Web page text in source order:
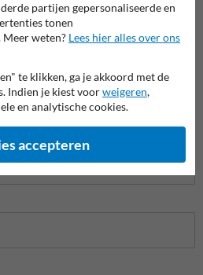
partijen gepersonaliseerde en
tonen
weten? Lees hier alles over ons
te klikken, ga je akkoord met de
Indien je kiest voorweigeren,
en analytische cookies.
accepteren